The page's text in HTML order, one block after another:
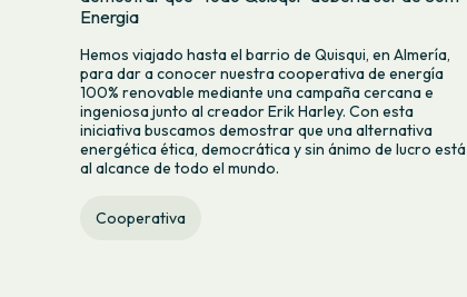
Energia
Hemos viajado hasta el barrio de Quisqui, en Almería,
para dar a conocer nuestra cooperativa de energía
100% renovable mediante una campaña cercana e
ingeniosa junto al creador Erik Harley. Con esta
iniciativa buscamos demostrar que una alternativa
energética ética, democrática y sin ánimo de lucro está
al alcance de todo el mundo.
Cooperativa